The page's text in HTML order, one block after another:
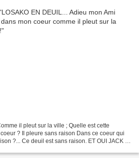
il pleut sur la ville ; Quelle est cette
? Il pleure sans raison Dans ce coeur qui
?... Ce deuil est sans raison. ET OUI JACK !